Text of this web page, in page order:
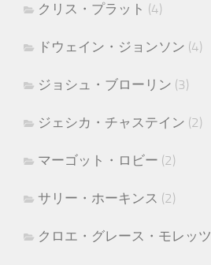
クリス・プラット (4)
ドウェイン・ジョンソン (4)
ジョシュ・ブローリン (3)
ジェシカ・チャステイン (2)
マーゴット・ロビー (2)
サリー・ホーキンス (2)
クロエ・グレース・モレッツ